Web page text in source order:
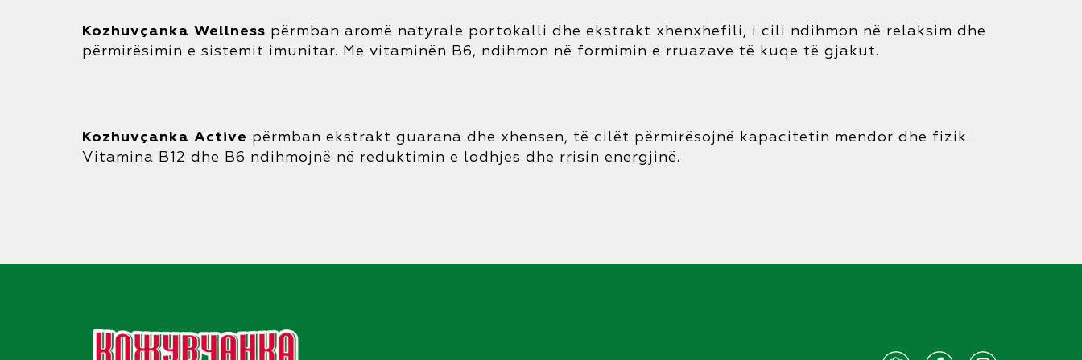
Kozhuvçanka Wellness përmban aromë natyrale portokalli dhe ekstrakt xhenxhefili, i cili ndihmon në relaksim dhe
përmirësimin e sistemit imunitar. Me vitaminën B6, ndihmon në formimin e rruazave të kuqe të gjakut.
Kozhuvçanka Active përmban ekstrakt guarana dhe xhensen, të cilët përmirësojnë kapacitetin mendor dhe fizik.
Vitamina B12 dhe B6 ndihmojnë në reduktimin e lodhjes dhe rrisin energjinë.